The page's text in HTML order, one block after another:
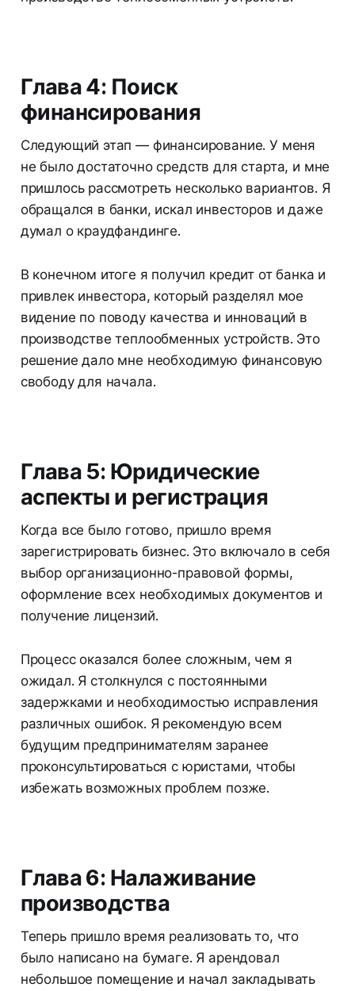
Глава 4: Поиск
финансирования
Следующий этап — финансирование. У меня
не было достаточно средств для старта, и мне
пришлось рассмотреть несколько вариантов. Я
обращался в банки, искал инвесторов и даже
думал о краудфандинге.
В конечном итоге я получил кредит от банка и
привлек инвестора, который разделял мое
видение по поводу качества и инноваций в
производстве теплообменных устройств. Это
решение дало мне необходимую финансовую
свободу для начала.
Глава 5: Юридические
аспекты и регистрация
Когда все было готово, пришло время
зарегистрировать бизнес. Это включало в себя
выбор организационно-правовой формы,
оформление всех необходимых документов и
получение лицензий.
Процесс оказался более сложным, чем я
ожидал. Я столкнулся с постоянными
задержками и необходимостью исправления
различных ошибок. Я рекомендую всем
будущим предпринимателям заранее
проконсультироваться с юристами, чтобы
избежать возможных проблем позже.
Глава 6: Налаживание
производства
Теперь пришло время реализовать то, что
было написано на бумаге. Я арендовал
небольшое помещение и начал закладывать